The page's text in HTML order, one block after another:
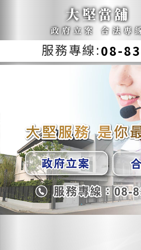
大堅當舖
政府立案 合法專
服務專線:08-
Previous